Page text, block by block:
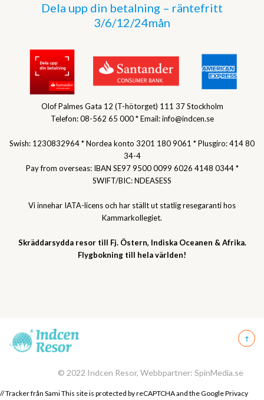
Dela upp din betalning – räntefritt
3/6/12/24mån
Olof Palmes Gata 12 (T-hötorget) 111 37 Stockholm
Telefon: 08-562 65 000 * Email: info@indcen.se
Swish: 1230832964 * Nordea konto 3201 180 9061 * Plusgiro: 414 80
34-4
Pay from overseas: IBAN SE97 9500 0099 6026 4148 0344 *
SWIFT/BIC: NDEASESS
Vi innehar IATA-licens och har ställt ut statlig resegaranti hos
Kammarkollegiet.
Skräddarsydda resor till Fj. Östern, Indiska Oceanen & Afrika.
Flygbokning till hela världen!
© 2022 Indcen Resor, Webbpartner: SpinMedia.se
// Tracker från Sami This site is protected by reCAPTCHA and the GooglePrivacy